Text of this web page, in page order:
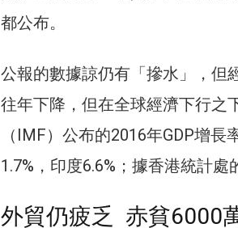
都公布。
公報的數據諒仍有「摻水」，但
往年下降，但在全球經濟下行之
（IMF）公布的2016年GDP增長
1.7%，印度6.6%；據香港統計處
外貿仍疲乏 赤貧6000